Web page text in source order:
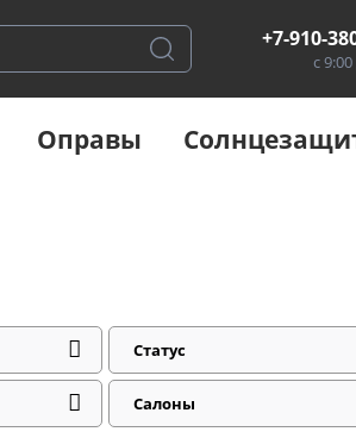
+7-910-
с
Оправы
Статус
Салоны